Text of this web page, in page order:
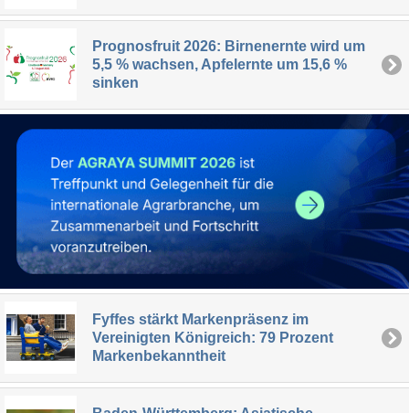
Prognosfruit 2026: Birnenernte wird um
5,5 % wachsen, Apfelernte um 15,6 %
sinken
Fyffes stärkt Markenpräsenz im
Vereinigten Königreich: 79 Prozent
Markenbekanntheit